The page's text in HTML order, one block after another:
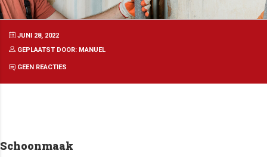
JUNI 28, 2022
GEPLAATST DOOR: MANUEL
GEEN REACTIES
Schoonmaak